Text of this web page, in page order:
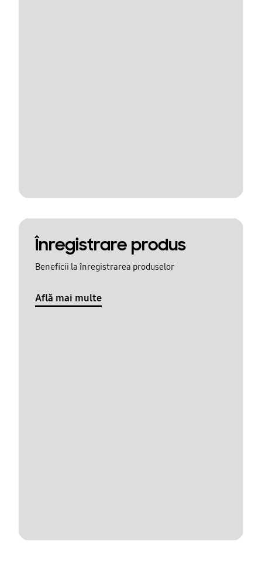
Înregistrare produs
Beneficii la înregistrarea produselor
Află mai multe